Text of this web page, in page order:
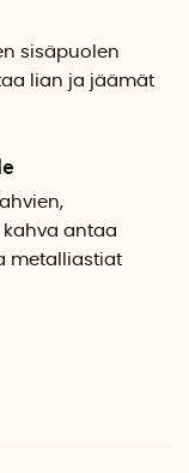
sisäpuolen
lian ja jäämät
antaa
metalliastiat